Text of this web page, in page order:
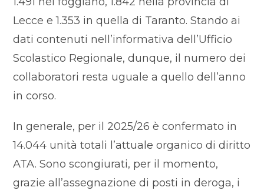
Lecce e 1.353 in quella di Taranto. Stando ai
dati contenuti nell’informativa dell’Ufficio
Scolastico Regionale, dunque, il numero dei
collaboratori resta uguale a quello dell’anno
in corso.
In generale, per il 2025/26 è confermato in
14.044 unità totali l’attuale organico di diritto
ATA. Sono scongiurati, per il momento,
grazie all’assegnazione di posti in deroga, i